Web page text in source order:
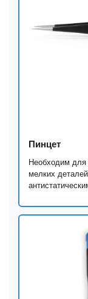
Пинцет
Необходим для
мелких